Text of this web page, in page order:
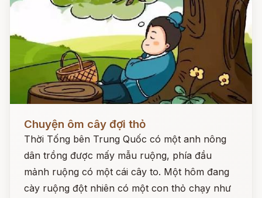
Chuyện ôm cây đợi thỏ
Thời Tống bên Trung Quốc có một anh nông
dân trồng được mấy mẫu ruộng, phía đầu
mảnh ruộng có một cái cây to. Một hôm đang
cày ruộng đột nhiên có một con thỏ chạy như